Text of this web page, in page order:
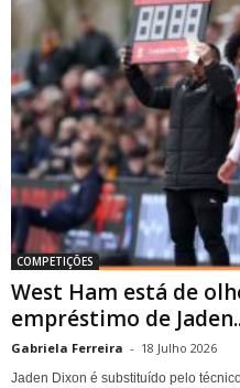
COMPETIÇÕES
West Ham está de
empréstimo de
Gabriela Ferreira - 18 Julho 2026
Jaden Dixon é substituído pelo